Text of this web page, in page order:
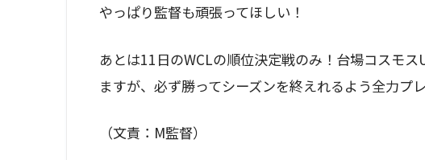
やっぱり監督も頑張ってほしい！
あとは11日のWCLの順位決定戦のみ！台場コスモ
ますが、必ず勝ってシーズンを終えれるよう全力プ
（文責：M監督）